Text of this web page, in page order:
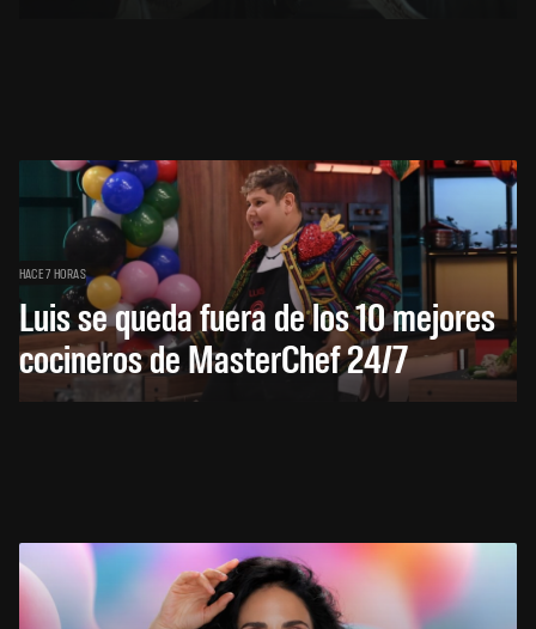
HACE 7 HORAS
Luis se queda fuera de los 10 mejores
cocineros de MasterChef 24/7